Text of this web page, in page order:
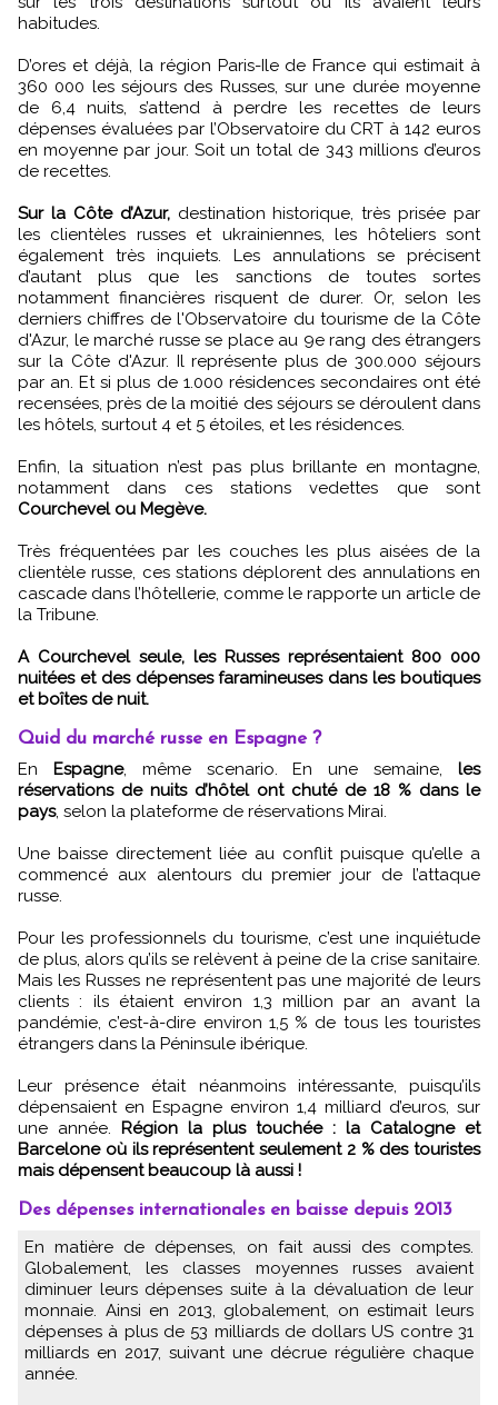
habitudes.
D’ores et déjà, la région Paris-Ile de France qui estimait à
360 000 les séjours des Russes, sur une durée moyenne
de 6,4 nuits, s’attend à perdre les recettes de leurs
dépenses évaluées par l’Observatoire du CRT à 142 euros
en moyenne par jour. Soit un total de 343 millions d’euros
de recettes.
Sur la Côte d’Azur,destination historique, très prisée par
les clientèles russes et ukrainiennes, les hôteliers sont
également très inquiets. Les annulations se précisent
d’autant plus que les sanctions de toutes sortes
notamment financières risquent de durer. Or, selon les
derniers chiffres de l'Observatoire du tourisme de la Côte
d'Azur, le marché russe se place au 9e rang des étrangers
sur la Côte d'Azur. Il représente plus de 300.000 séjours
par an. Et si plus de 1.000 résidences secondaires ont été
recensées, près de la moitié des séjours se déroulent dans
les hôtels, surtout 4 et 5 étoiles, et les résidences.
Enfin, la situation n’est pas plus brillante en montagne,
notamment dans ces stations vedettes que sont
Courchevel ou Megève.
Très fréquentées par les couches les plus aisées de la
clientèle russe, ces stations déplorent des annulations en
cascade dans l’hôtellerie, comme le rapporte un article de
la Tribune.
A Courchevel seule, les Russes représentaient 800 000
nuitées et des dépenses faramineuses dans les boutiques
et boîtes de nuit.
Quid du marché russe en Espagne ?
En Espagne, même scenario. En une semaine,les
réservations de nuits d’hôtel ont chuté de 18 % dans le
pays, selon la plateforme de réservations Mirai.
Une baisse directement liée au conflit puisque qu’elle a
commencé aux alentours du premier jour de l’attaque
russe.
Pour les professionnels du tourisme, c’est une inquiétude
de plus, alors qu’ils se relèvent à peine de la crise sanitaire.
Mais les Russes ne représentent pas une majorité de leurs
clients : ils étaient environ 1,3 million par an avant la
pandémie, c’est-à-dire environ 1,5 % de tous les touristes
étrangers dans la Péninsule ibérique.
Leur présence était néanmoins intéressante, puisqu’ils
dépensaient en Espagne environ 1,4 milliard d’euros, sur
une année.
Région la plus touchée : la Catalogne et
Barcelone où ils représentent seulement 2 % des touristes
mais dépensent beaucoup là aussi !
Des dépenses internationales en baisse depuis 2013
En matière de dépenses, on fait aussi des comptes.
Globalement, les classes moyennes russes avaient
diminuer leurs dépenses suite à la dévaluation de leur
monnaie. Ainsi en 2013, globalement, on estimait leurs
dépenses à plus de 53 milliards de dollars US contre 31
milliards en 2017, suivant une décrue régulière chaque
année.